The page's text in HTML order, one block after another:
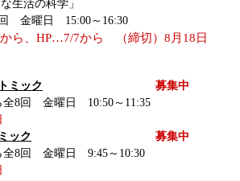
生活の科学」
金曜日 15:00～16:30
ら、HP…7/7から （締切）8月18日
ミック
募集中
全8回 金曜日 10:50～11:35
ック
募集中
全8回 金曜日 9:45～10:30